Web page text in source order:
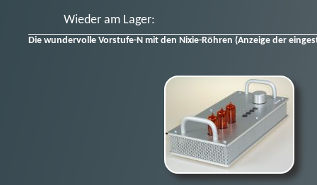
Wieder am Lager:
Die wundervolle Vorstufe-N mit den Nixie-Röhren (Anzeige der